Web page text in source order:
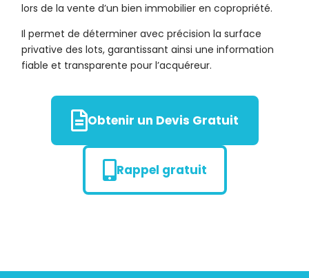
lors de la vente d’un bien immobilier en copropriété.
Il permet de déterminer avec précision la surface
privative des lots, garantissant ainsi une information
fiable et transparente pour l’acquéreur.
Obtenir un Devis Gratuit
Rappel gratuit